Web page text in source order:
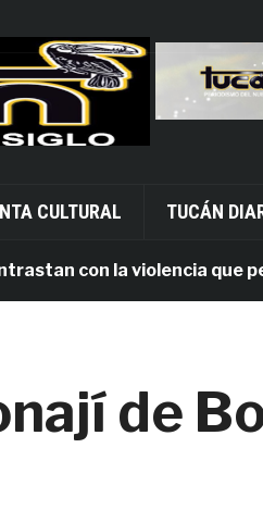
CULTURAL TUCÁN
con la violencia que
de